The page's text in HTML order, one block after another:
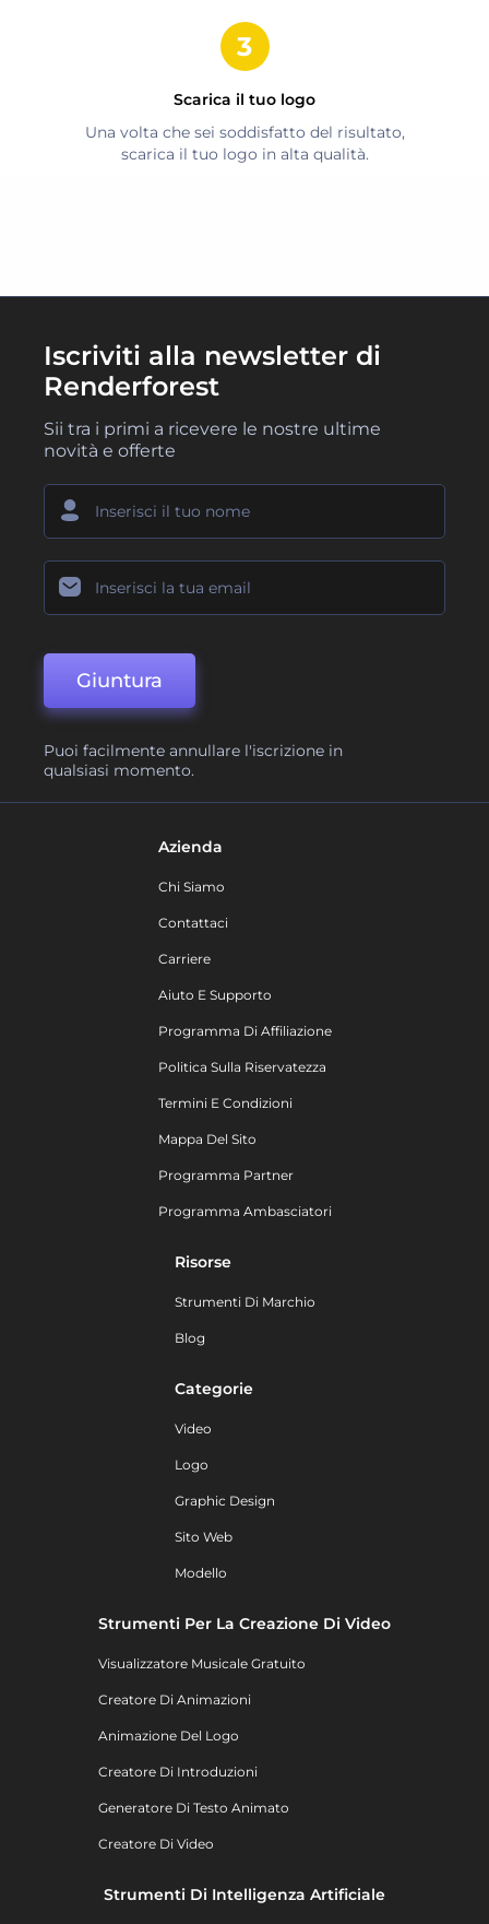
Scarica il tuo logo
Una volta che sei soddisfatto del risultato,
scarica il tuo logo in alta qualità.
Iscriviti alla newsletter di
Renderforest
Sii tra i primi a ricevere le nostre ultime
novità e offerte
Giuntura
Puoi facilmente annullare l'iscrizione in
qualsiasi momento.
Azienda
Chi Siamo
Contattaci
Carriere
Aiuto E Supporto
Programma Di Affiliazione
Politica Sulla Riservatezza
Termini E Condizioni
Mappa Del Sito
Programma Partner
Programma Ambasciatori
Risorse
Strumenti Di Marchio
Blog
Categorie
Video
Logo
Graphic Design
Sito Web
Modello
Strumenti Per La Creazione Di Video
Visualizzatore Musicale Gratuito
Creatore Di Animazioni
Animazione Del Logo
Creatore Di Introduzioni
Generatore Di Testo Animato
Creatore Di Video
Strumenti Di Intelligenza Artificiale